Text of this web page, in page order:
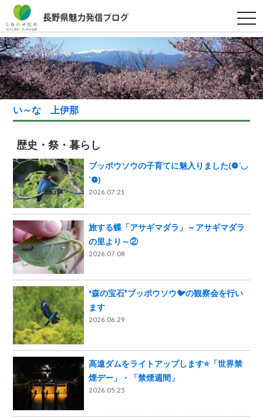
t
o
g
g
l
e
n
a
v
i
t
い～な 上伊那
歴史・祭・暮らし
ブッポウソウの子育てに魅入りました(❁´◡
`❁)
2026.07.21
旅する蝶「アサギマダラ」～アサギマダラ
の里より～②
2026.07.08
❛森の宝石❜ブッポウソウ🐦の観察会を行い
ます
2026.06.29
高遠ダムをライトアップします⭐「世界禁
煙デー」・「禁煙週間」
2026.05.25